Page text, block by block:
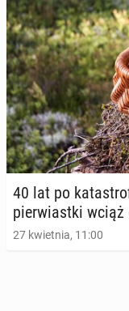
40 lat po
pier­wiast­ki wciąż
27 kwietnia, 11:00